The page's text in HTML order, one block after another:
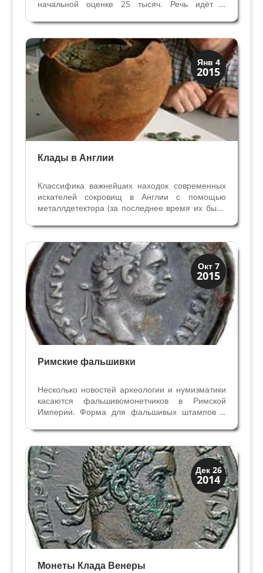
начальной оценке 25 тысяч. Речь идёт о
Цизальпийской Галлии, он весит 7,85 г. На
лицевой стороне – изображение Оттавиана и
надпись C CAESAR...
Янв 4
2015
История
Клады и медали
Клады в Англии
Классифика важнейших находок современных
искателей сокровищ в Англии с помощью
металлдетектора (за последнее время их было
Шрусберри, 2009 год Ник Дэвис впервые
пробовал поиск с металлдетекторам, и сразу
нашёл клад - амфору с 10...
Окт 7
2015
История
Клады и медали
Римские фальшивки
Несколько новостей археологии и нумизматики
касаются фальшивомонетчиков в Римской
Империи. Форма для фальшивых штампов 1
Домициана использовался в 80-81 годы н.э. для
подделки монет Домициана, выпущенных в 69-
81гг., когда он...
Дек 26
2014
История
Клады и медали
Монеты Клада Венеры